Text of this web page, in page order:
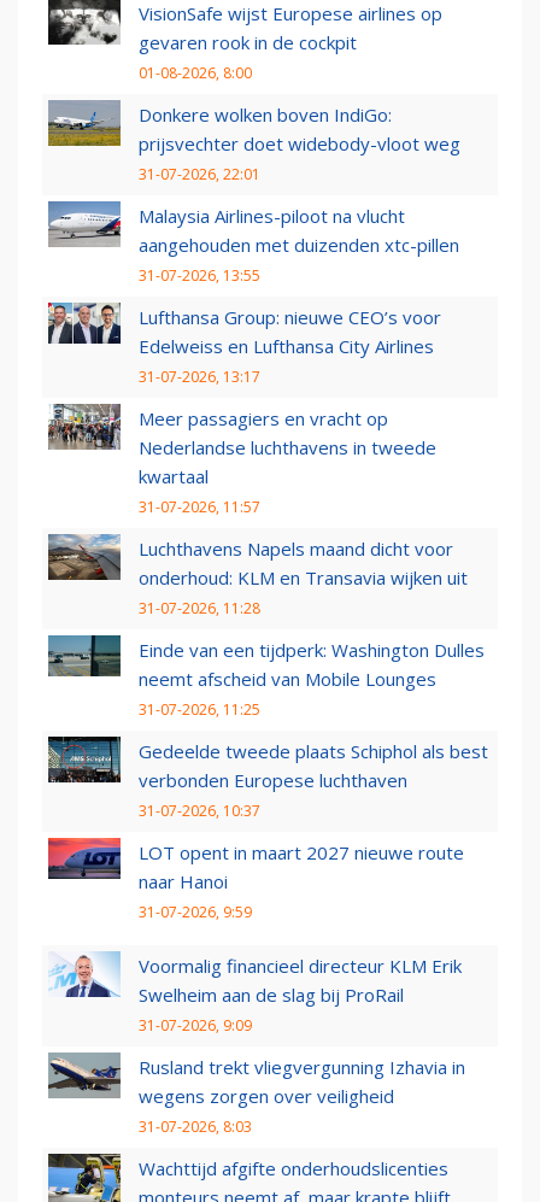
VisionSafe wijst Europese airlines op
gevaren rook in de cockpit
01-08-2026, 8:00
Donkere wolken boven IndiGo:
prijsvechter doet widebody-vloot weg
31-07-2026, 22:01
Malaysia Airlines-piloot na vlucht
aangehouden met duizenden xtc-pillen
31-07-2026, 13:55
Lufthansa Group: nieuwe CEO’s voor
Edelweiss en Lufthansa City Airlines
31-07-2026, 13:17
Meer passagiers en vracht op
Nederlandse luchthavens in tweede
kwartaal
31-07-2026, 11:57
Luchthavens Napels maand dicht voor
onderhoud: KLM en Transavia wijken uit
31-07-2026, 11:28
Einde van een tijdperk: Washington Dulles
neemt afscheid van Mobile Lounges
31-07-2026, 11:25
Gedeelde tweede plaats Schiphol als best
verbonden Europese luchthaven
31-07-2026, 10:37
LOT opent in maart 2027 nieuwe route
naar Hanoi
31-07-2026, 9:59
Voormalig financieel directeur KLM Erik
Swelheim aan de slag bij ProRail
31-07-2026, 9:09
Rusland trekt vliegvergunning Izhavia in
wegens zorgen over veiligheid
31-07-2026, 8:03
Wachttijd afgifte onderhoudslicenties